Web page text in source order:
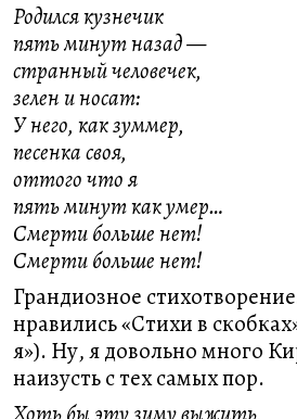
Родился кузнечик
пять минут назад —
странный человечек,
зелен и носат:
У него, как зуммер,
песенка своя,
оттого что я
пять минут как умер…
Смерти больше нет!
Смерти больше нет!
Грандиозное
нравились «Стихи в
я»). Ну, я довольно много
наизусть с тех самых пор.